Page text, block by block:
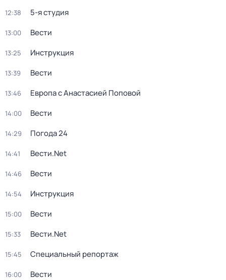
12:38 5-я студия
13:00 Вести
13:25 Инструкция
13:39 Вести
13:46 Европа с Анастасией Поповой
14:00 Вести
14:29 Погода 24
14:41 Вести.Net
14:46 Вести
14:54 Инструкция
15:00 Вести
15:33 Вести.Net
15:45 Специальный репортаж
16:00 Вести